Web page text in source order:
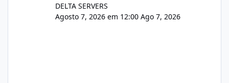
DELTA SERVERS
Agosto 7, 2026 em 12:00 Ago 7, 2026